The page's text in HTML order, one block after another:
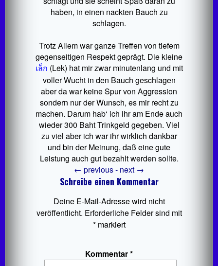
haben, in einen nackten Bauch zu
schlagen.
Trotz Allem war ganze Treffen von tiefem
gegenseitigen Respekt geprägt. Die kleine
เล็ก (Lek) hat mir zwar minutenlang und mit
voller Wucht in den Bauch geschlagen
aber da war keine Spur von Aggression
sondern nur der Wunsch, es mir recht zu
machen. Darum hab‘ ich ihr am Ende auch
wieder 300 Baht Trinkgeld gegeben. Viel
zu viel aber ich war ihr wirklich dankbar
und bin der Meinung, daß eine gute
Leistung auch gut bezahlt werden sollte.
← previous - next →
Schreibe einen Kommentar
Deine E-Mail-Adresse wird nicht
veröffentlicht. Erforderliche Felder sind mit
*markiert
Kommentar*